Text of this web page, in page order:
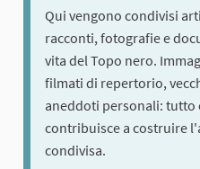
Qui vengono condivisi
racconti, fotografie e
vita del Topo nero.
filmati di repertorio,
aneddoti personali: tutto
contribuisce a costruire
condivisa.